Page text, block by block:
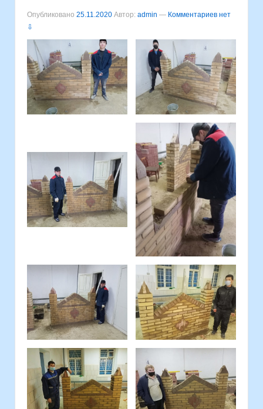
Опубликовано 25.11.2020 Автор: admin — Комментариев нет
⇩